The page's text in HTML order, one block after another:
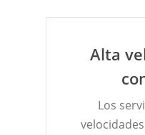
Alta
Los